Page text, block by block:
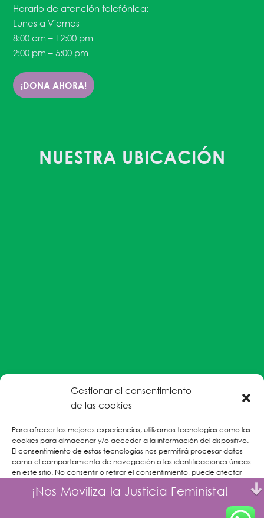
Gestionar el consentimiento
de las cookies
Para ofrecer las mejores experiencias, utilizamos tecnologías como las
cookies para almacenar y/o acceder a la información del dispositivo.
El consentimiento de estas tecnologías nos permitirá procesar datos
como el comportamiento de navegación o las identificaciones únicas
en este sitio. No consentir o retirar el consentimiento, puede afectar
Horario de atención telefónica:
Lunes a Viernes
8:00 am – 12:00 pm
2:00 pm – 5:00 pm
¡DONA AHORA!
NUESTRA UBICACIÓN
#EnColectiva estamos comprometidas con la
parte del personal humanitario hacia personas
refugiadas, migrantes desplazadas internas y/o
victimas sobrevivientes de Violencias Basadas en
Género.
¡Nos Moviliza la Justicia Feminista!